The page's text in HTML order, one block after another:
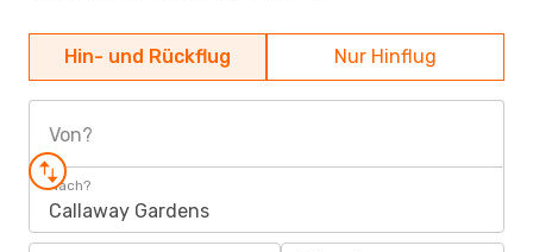
Hin- und Rückflug Nur Hinflug
Von?
Nach?
Callaway Gardens